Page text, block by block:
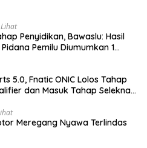
Penyidikan, Bawaslu: Hasil
Pemilu Diumumkan 1
5.0, Fnatic ONIC Lolos Tahap
dan Masuk Tahap Seleknas
Meregang Nyawa Terlindas